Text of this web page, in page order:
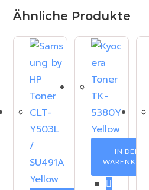
Ähnliche Produkte
IN DEN
WARENKORB